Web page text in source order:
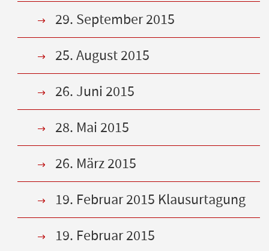
29. September 2015
25. August 2015
26. Juni 2015
28. Mai 2015
26. März 2015
19. Februar 2015 Klausurtagung
19. Februar 2015